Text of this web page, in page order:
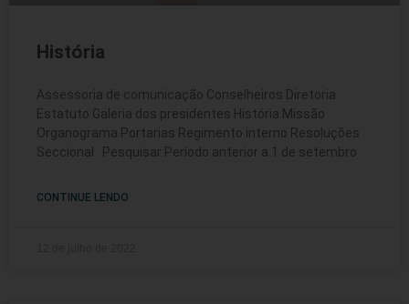
História
Assessoria de comunicação Conselheiros Diretoria
Estatuto Galeria dos presidentes História Missão
Organograma Portarias Regimento interno Resoluções
Seccional Pesquisar Período anterior a 1 de setembro
CONTINUE LENDO